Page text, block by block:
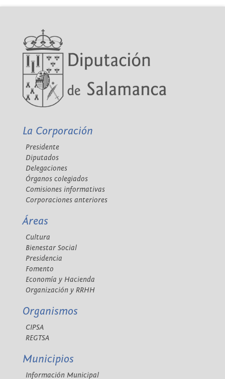
La Corporación
Presidente
Diputados
Delegaciones
Órganos colegiados
Comisiones informativas
Corporaciones anteriores
Áreas
Cultura
Bienestar Social
Presidencia
Fomento
Economía y Hacienda
Organización y RRHH
Organismos
CIPSA
REGTSA
Municipios
Información Municipal